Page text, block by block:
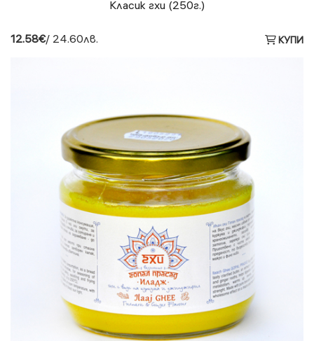
Класик гхи (250г.)
12.58€/ 24.60лв. КУПИ